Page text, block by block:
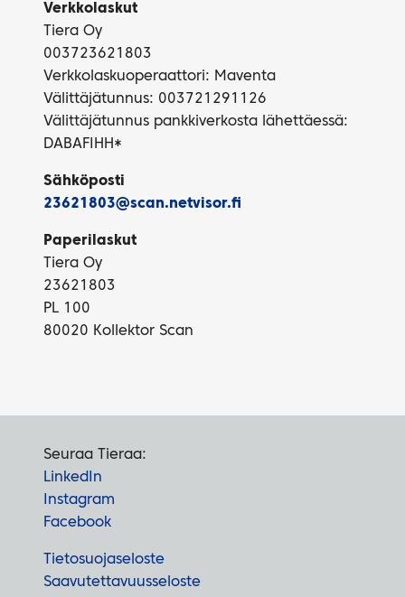
Verkkolaskut
Tiera Oy
003723621803
Verkkolaskuoperaattori: Maventa
Välittäjätunnus: 003721291126
Välittäjätunnus pankkiverkosta lähettäessä:
DABAFIHH*
Sähköposti
23621803@scan.netvisor.fi
Paperilaskut
Tiera Oy
23621803
PL 100
80020 Kollektor Scan
Seuraa Tieraa:
LinkedIn
Instagram
Facebook
Tietosuojaseloste
Saavutettavuusseloste